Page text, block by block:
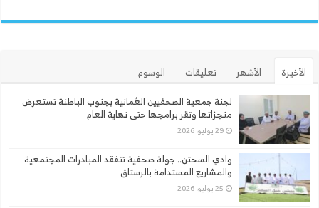
الأخيرة الأشهر تعليقات
الوسوم
لجنة جمعية الصحفيين العُمانية بجنوب الباطنة تستعرض
منجزاتها وتقر برامجها حتى نهاية العام
29 يوليو، 2026
وادي السحتن.. جولة صحفية تتفقد المبادرات المجتمعية
والمشاريع المستدامة بالرستاق
25 يوليو، 2026